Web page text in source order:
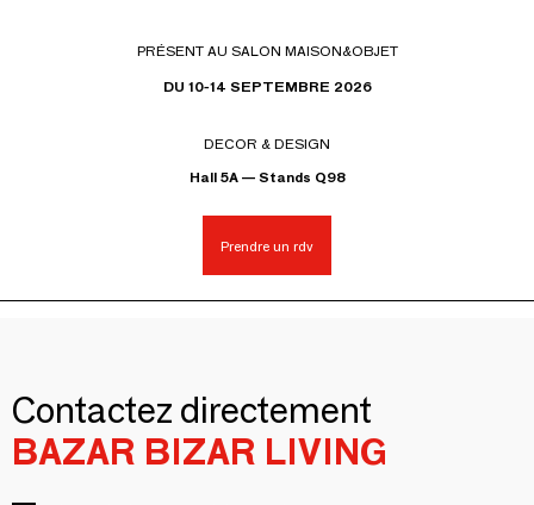
PRÉSENT AU SALON MAISON&OBJET
DU 10-14 SEPTEMBRE 2026
DECOR & DESIGN
Hall 5A — Stands Q98
Prendre un rdv
Contactez directement
BAZAR BIZAR LIVING